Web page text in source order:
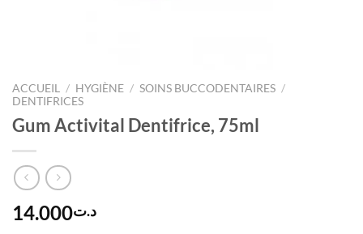
ACCUEIL / HYGIÈNE / SOINS BUCCODENTAIRES /
DENTIFRICES
Gum Activital Dentifrice, 75ml
د.ت14.000